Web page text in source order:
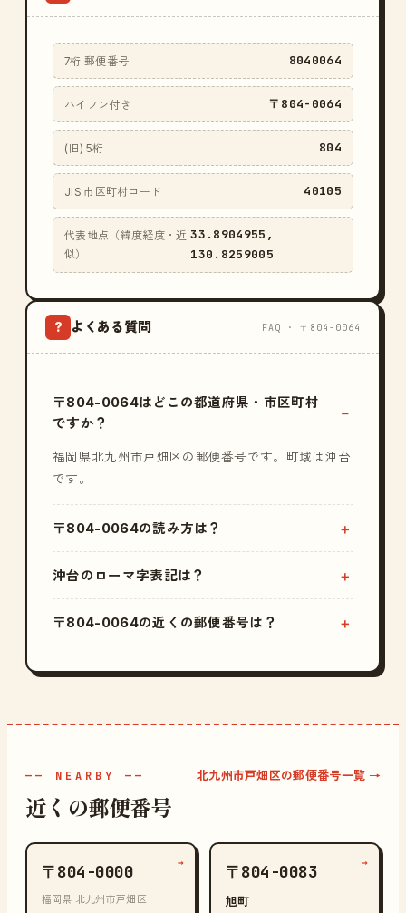
7桁 郵便番号 8040064
ハイフン付き 〒804-0064
(旧) 5桁 804
JIS 市区町村コード 40105
代表地点（緯度経度・近
似）
33.8904955,
130.8259005
? よくある質問 FAQ · 〒804-0064
〒804-0064はどこの都道府県・市区町村
ですか？
福岡県北九州市戸畑区の郵便番号です。町域は沖台
です。
〒804-0064の読み方は？
沖台のローマ字表記は？
〒804-0064の近くの郵便番号は？
—— NEARBY ——
近くの郵便番号
北九州市戸畑区の郵便番号一覧 →
〒804-0000
福岡県 北九州市戸畑区
→ 〒804-0083
旭町
→